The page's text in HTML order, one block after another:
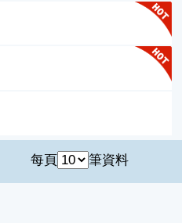
每頁 筆資料